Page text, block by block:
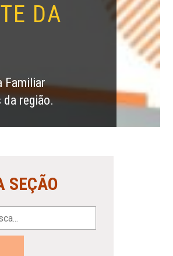
DA
Familiar
da região.
SEÇÃO